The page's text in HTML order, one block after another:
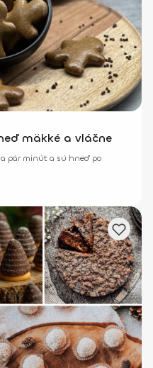
mäkké a vláčne
pár minút a sú hneď po